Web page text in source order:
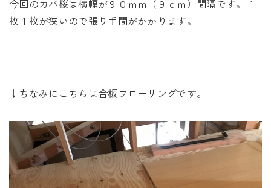
今回のカバ桜は横幅が９０ｍｍ（９ｃｍ）間隔です。１
枚１枚が狭いので張り手間がかかります。
↓ちなみにこちらは合板フローリングです。